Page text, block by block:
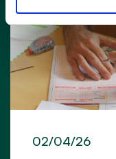
02/04/26